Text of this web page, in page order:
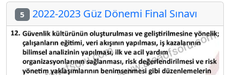
5 2022-2023 Güz Dönemi Final Sınavı